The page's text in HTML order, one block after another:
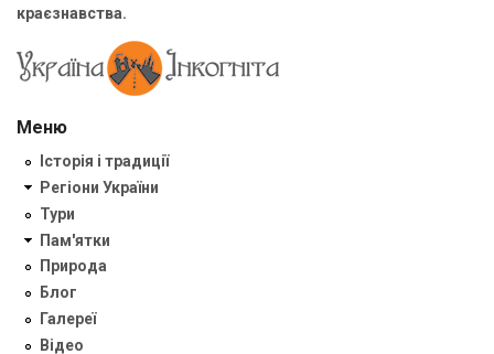
краєзнавства.
Меню
Історія і традиції
Регіони України
Тури
Пам'ятки
Природа
Блог
Галереї
Відео